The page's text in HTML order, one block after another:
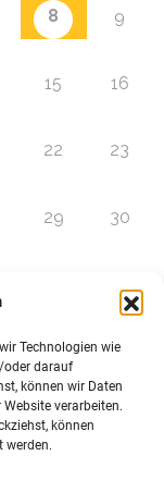
Technologien wie
oder darauf
können wir Daten
verarbeiten.
können
werden.
8 9
15 16
22 23
29 30